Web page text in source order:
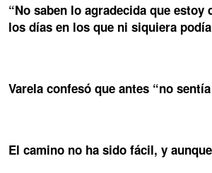
“No saben lo agradecida que
los días en los que ni siquiera
Varela confesó que antes “no
El camino no ha sido fácil, y